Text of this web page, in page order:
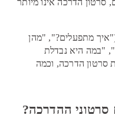
סרטון הדרכה אינו מיותר
מתפעלים?", "מהן
"במה היא נבדלת
סרטון הדרכה, וכמה
סרטוני ההדרכה?